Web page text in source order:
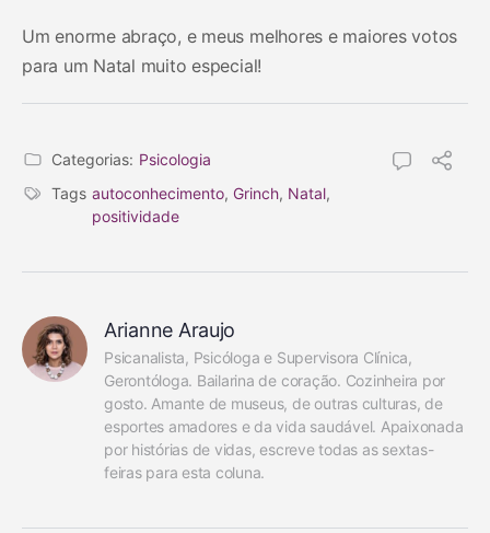
Um enorme abraço, e meus melhores e maiores votos
para um Natal muito especial!
Categorias: Psicologia
Tags autoconhecimento, Grinch, Natal,
positividade
Arianne Araujo
Psicanalista, Psicóloga e Supervisora Clínica,
Gerontóloga. Bailarina de coração. Cozinheira por
gosto. Amante de museus, de outras culturas, de
esportes amadores e da vida saudável. Apaixonada
por histórias de vidas, escreve todas as sextas-
feiras para esta coluna.